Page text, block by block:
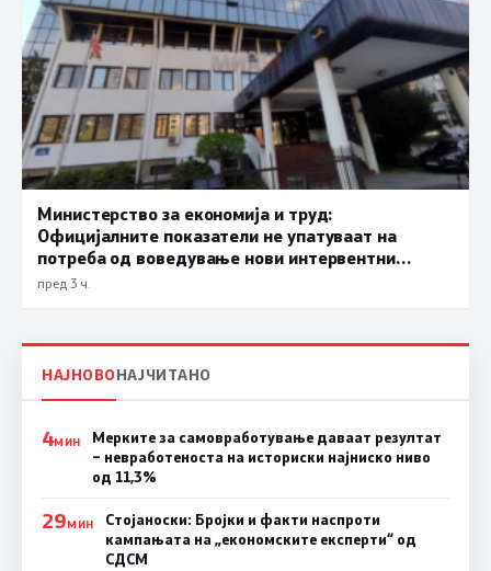
Министерство за економија и труд:
Официјалните показатели не упатуваат на
потреба од воведување нови интервентни
мерки, ценовните движења се стабилни
пред 3 ч.
НАЈНОВОНАЈЧИТАНО
4МИН
Мерките за самовработување даваат резултат
– невработеноста на историски најниско ниво
од 11,3%
29МИН
Стојаноски: Бројки и факти наспроти
кампањата на „економските експерти“ од
СДСM